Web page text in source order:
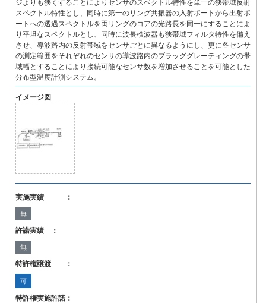
ジよりも狭くすることによりセンサのスペクトル特性を単一の狭帯域反射
スペクトル特性とし、同時に第一のリング共振器の入射ポートから出射ポ
ートへの透過スペクトルを両リングのコアの光路長を同一にすることによ
り平坦なスペクトルとし、同時に波長検波器も狭帯域フィルタ特性を備え
させ、導波路内の反射帯域をセンサごとに異なるようにし、更に各センサ
の測定範囲をそれぞれのセンサの導波路内のブラッググレーティングの帯
域幅とすることにより接続可能なセンサ数を増加させることを可能とした
分布型温度計測システム。
イメージ図
実施実績 ：
無
許諾実績 ：
無
特許権譲渡 ：
可
特許権実施許諾：